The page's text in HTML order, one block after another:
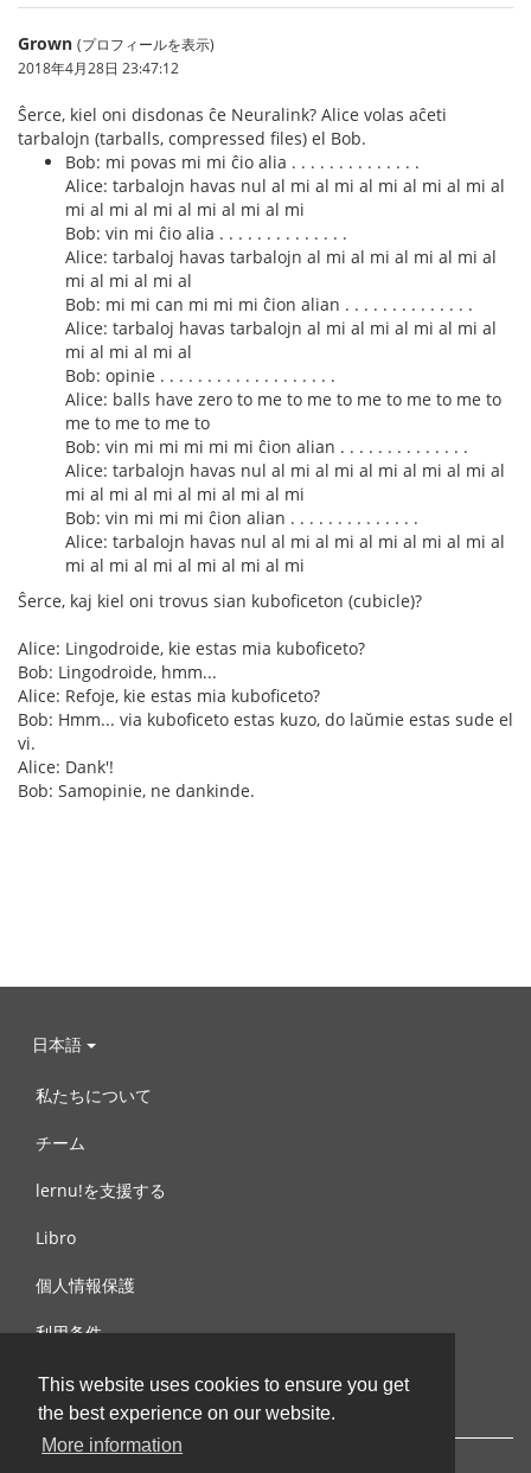
This website uses cookies to ensure you get
the best experience on our website.
More information
Grown (プロフィールを表示)
2018年4月28日 23:47:12
Ŝerce, kiel oni disdonas ĉe Neuralink? Alice volas aĉeti
tarbalojn (tarballs, compressed files) el Bob.
Bob: mi povas mi mi ĉio alia . . . . . . . . . . . . . .
Alice: tarbalojn havas nul al mi al mi al mi al mi al mi al
mi al mi al mi al mi al mi al mi
Bob: vin mi ĉio alia . . . . . . . . . . . . . .
Alice: tarbaloj havas tarbalojn al mi al mi al mi al mi al
mi al mi al mi al
Bob: mi mi can mi mi mi ĉion alian . . . . . . . . . . . . . .
Alice: tarbaloj havas tarbalojn al mi al mi al mi al mi al
mi al mi al mi al
Bob: opinie . . . . . . . . . . . . . . . . . . .
Alice: balls have zero to me to me to me to me to me to
me to me to me to
Bob: vin mi mi mi mi mi ĉion alian . . . . . . . . . . . . . .
Alice: tarbalojn havas nul al mi al mi al mi al mi al mi al
mi al mi al mi al mi al mi al mi
Bob: vin mi mi mi ĉion alian . . . . . . . . . . . . . .
Alice: tarbalojn havas nul al mi al mi al mi al mi al mi al
mi al mi al mi al mi al mi al mi
Ŝerce, kaj kiel oni trovus sian kuboficeton (cubicle)?
Alice: Lingodroide, kie estas mia kuboficeto?
Bob: Lingodroide, hmm...
Alice: Refoje, kie estas mia kuboficeto?
Bob: Hmm... via kuboficeto estas kuzo, do laŭmie estas sude el
vi.
Alice: Dank'!
Bob: Samopinie, ne dankinde.
日本語
私たちについて
チーム
lernu!を支援する
Libro
個人情報保護
利用条件
お問合せ